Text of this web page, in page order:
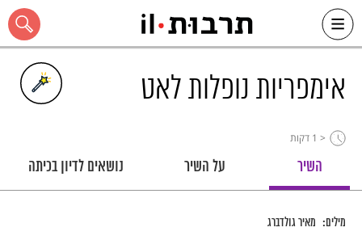
content
כל האתר
אימפריות נופלות לאט
< 1 דקות
השיר על השיר נושאים לדיון בכיתה
מילים: מאיר גולדברג